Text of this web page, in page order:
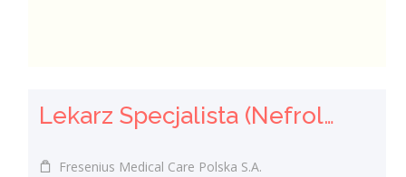
Lekarz Specjalista (Nefrolog / Internista) (K/M/N)
Fresenius Medical Care Polska S.A.